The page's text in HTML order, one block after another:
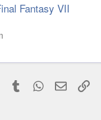
Fantasy VII
PinterestTumblr WhatsApp
Email